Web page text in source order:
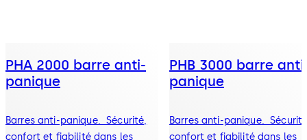
PHA 2000 barre anti-
panique
Barres anti-panique. Sécurité,
confort et fiabilité dans les
PHB 3000 barre
panique
Barres anti-panique.
confort et fiabilité dans les